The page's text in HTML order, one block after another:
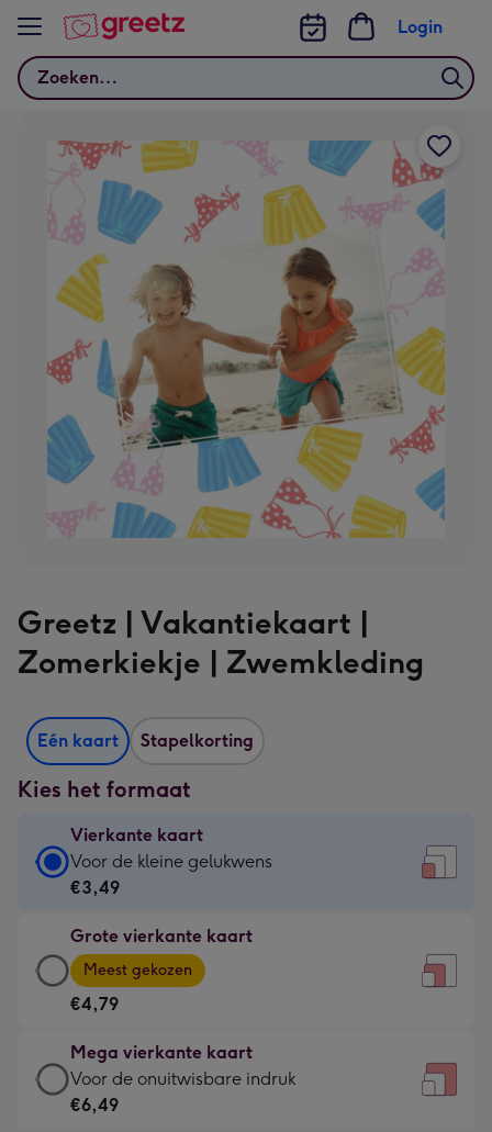
Bekijk meer
Zoeken
Login
Greetz | Vakantiekaart |
Zomerkiekje | Zwemkleding
Eén kaart Stapelkorting
Kies het formaat
Vierkante kaart
Vierkante
kaart
€3,49
-
Voor
kleine
gelukwens
-
Voor de kleine gelukwens
€3,49
Grote vierkante kaart
Grote
vierkante
kaart
-
€4,79
-
Meest
Meest gekozen
€4,79
Mega vierkante kaart
Mega
vierkante
Voor de onuitwisbare indruk
€6,49